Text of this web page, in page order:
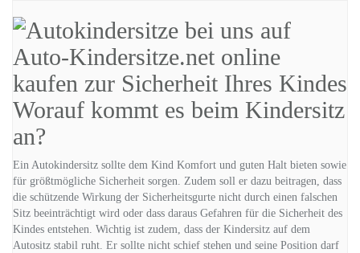
Worauf kommt es beim Kindersitz
an?
Ein Autokindersitz sollte dem Kind Komfort und guten Halt bieten sowie
für größtmögliche Sicherheit sorgen. Zudem soll er dazu beitragen, dass
die schützende Wirkung der Sicherheitsgurte nicht durch einen falschen
Sitz beeinträchtigt wird oder dass daraus Gefahren für die Sicherheit des
Kindes entstehen. Wichtig ist zudem, dass der Kindersitz auf dem
Autositz stabil ruht. Er sollte nicht schief stehen und seine Position darf